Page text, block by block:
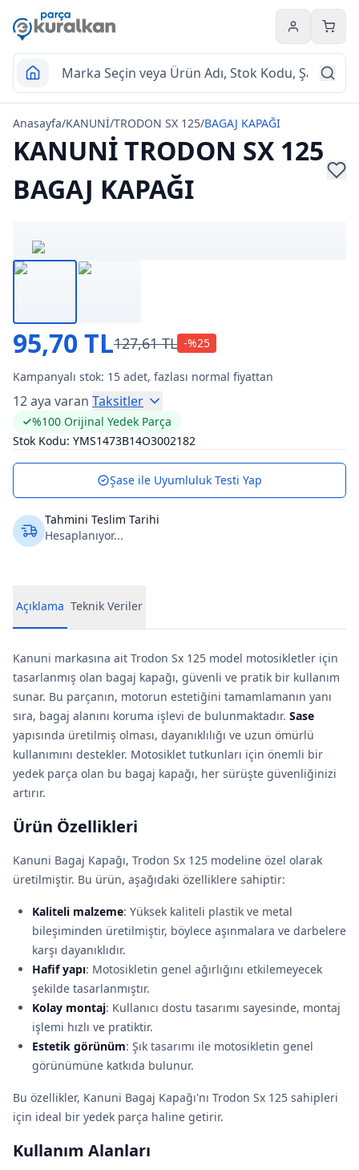
Hesabım
Anasayfa/KANUNİ/TRODON SX 125/BAGAJ KAPAĞI
KANUNİ TRODON SX 125
BAGAJ KAPAĞI
95,70 TL127,61 TL -%25
Kampanyalı stok: 15 adet, fazlası normal fiyattan
12 aya varan Taksitler
%100 Orijinal Yedek Parça
Stok Kodu: YMS1473B14O3002182
Şase ile Uyumluluk Testi Yap
Tahmini Teslim Tarihi
Hesaplanıyor...
Açıklama Teknik Veriler
Kanuni markasına ait Trodon Sx 125 model motosikletler için
tasarlanmış olan bagaj kapağı, güvenli ve pratik bir kullanım
sunar. Bu parçanın, motorun estetiğini tamamlamanın yanı
sıra, bagaj alanını koruma işlevi de bulunmaktadır. Sase
yapısında üretilmiş olması, dayanıklılığı ve uzun ömürlü
kullanımını destekler. Motosiklet tutkunları için önemli bir
yedek parça olan bu bagaj kapağı, her sürüşte güvenliğinizi
artırır.
Ürün Özellikleri
Kanuni Bagaj Kapağı, Trodon Sx 125 modeline özel olarak
üretilmiştir. Bu ürün, aşağıdaki özelliklere sahiptir:
Kaliteli malzeme: Yüksek kaliteli plastik ve metal
bileşiminden üretilmiştir, böylece aşınmalara ve darbelere
karşı dayanıklıdır.
Hafif yapı: Motosikletin genel ağırlığını etkilemeyecek
şekilde tasarlanmıştır.
Kolay montaj: Kullanıcı dostu tasarımı sayesinde, montaj
işlemi hızlı ve pratiktir.
Estetik görünüm: Şık tasarımı ile motosikletin genel
görünümüne katkıda bulunur.
Bu özellikler, Kanuni Bagaj Kapağı'nı Trodon Sx 125 sahipleri
için ideal bir yedek parça haline getirir.
Kullanım Alanları